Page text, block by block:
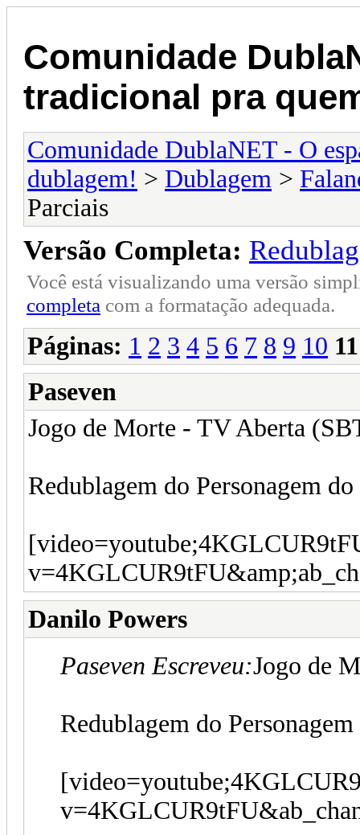
Comunidade
tradicional pra
Comunidade DublaNET - O
dublagem! > Dublagem >
Parciais
Versão Completa:
Você está visualizando uma versão
completa com a formatação adequada.
Páginas: 1 2 3 4 5 6 7 8 9 10 11
Paseven
Jogo de Morte - TV Aberta
Redublagem do Personagem
Danilo Powers
Paseven Escreveu:Jogo de
Redublagem do